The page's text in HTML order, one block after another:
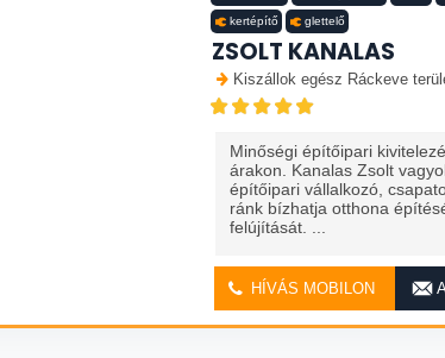
kertépítő glettelő
ZSOLT KANALAS
Kiszállok egész Ráckeve
Minőségi építőipari
árakon. Kanalas Zsolt
építőipari vállalkozó,
ránk bízhatja otthona
felújítását. ...
HÍVÁS MOBILON